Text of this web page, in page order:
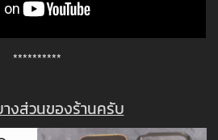
**********
งส่วนของร้านครับ